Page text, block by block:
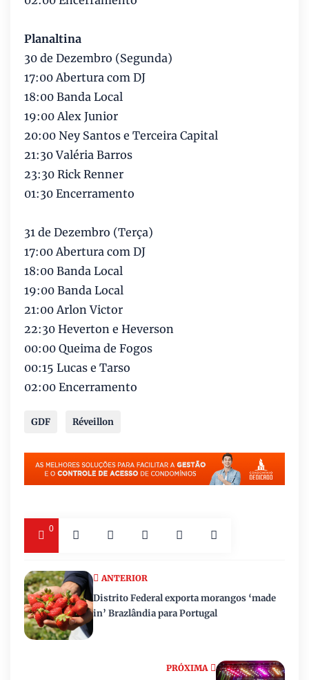
Planaltina
30 de Dezembro (Segunda)
17:00 Abertura com DJ
18:00 Banda Local
19:00 Alex Junior
20:00 Ney Santos e Terceira Capital
21:30 Valéria Barros
23:30 Rick Renner
01:30 Encerramento
31 de Dezembro (Terça)
17:00 Abertura com DJ
18:00 Banda Local
19:00 Banda Local
21:00 Arlon Victor
22:30 Heverton e Heverson
00:00 Queima de Fogos
00:15 Lucas e Tarso
02:00 Encerramento
GDF Réveillon
0
PRÓXIMA
ANTERIOR
Distrito Federal exporta morangos ‘made
in’ Brazlândia para Portugal